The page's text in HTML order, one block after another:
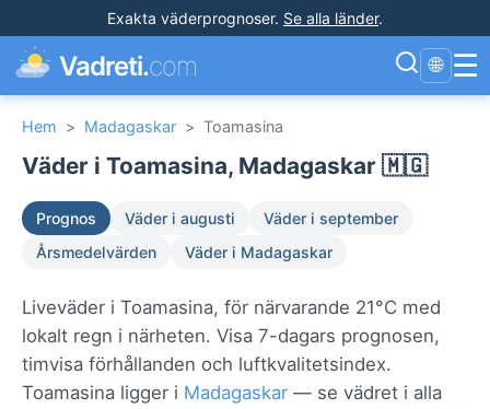
Exakta väderprognoser. Se alla länder.
Vadreti.com 🌐 ☰
Hem > Madagaskar > Toamasina
Väder i Toamasina, Madagaskar 🇲🇬
Prognos Väder i augusti
Väder i september
Årsmedelvärden
Väder i Madagaskar
Liveväder i Toamasina, för närvarande 21°C med
lokalt regn i närheten. Visa 7-dagars prognosen,
timvisa förhållanden och luftkvalitetsindex.
Toamasina ligger i Madagaskar — se vädret i alla